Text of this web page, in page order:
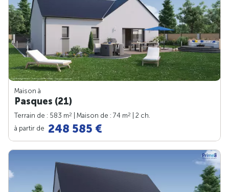
Maison à
Pasques (21)
Terrain de : 583 m2 | Maison de : 74 m2
| 2 ch.
à partir de 248 585 €